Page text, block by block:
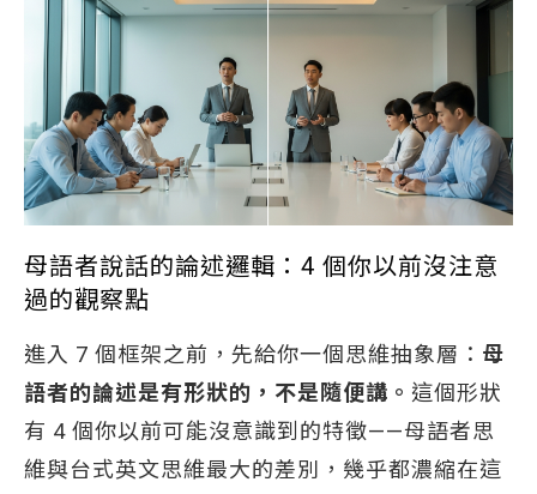
母語者說話的論述邏輯：4 個你以前沒注意
過的觀察點
進入 7 個框架之前，先給你一個思維抽象層： 母
語者的論述是有形狀的，不是隨便講。 這個形狀
有 4 個你以前可能沒意識到的特徵——母語者思
維與台式英文思維最大的差別，幾乎都濃縮在這